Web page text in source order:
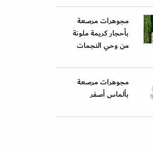
مجوهرات مرصعة
بأحجار كريمة ملونة
من وحي النجمات
مجوهرات مرصعة
بألماس أصفر